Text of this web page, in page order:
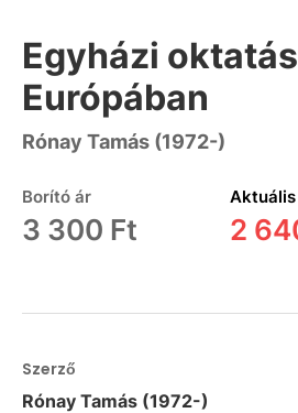
Egyházi oktatás
Európában
Rónay Tamás (1972-)
Borító ár
3 300 Ft 2
Szerző
Rónay Tamás (1972-)